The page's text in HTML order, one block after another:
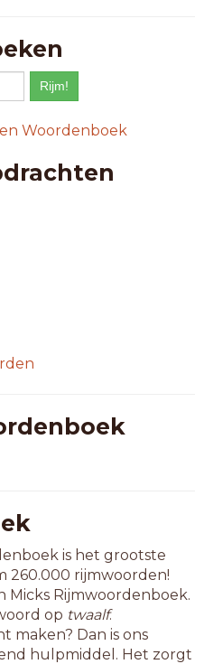
Woordenboek
is het grootste
260.000 rijmwoorden!
Micks Rijmwoordenboek.
op twaalf.
maken? Dan is ons
hulpmiddel. Het zorgt